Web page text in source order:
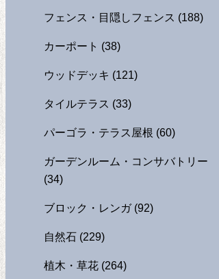
フェンス・目隠しフェンス (188)
カーポート (38)
ウッドデッキ (121)
タイルテラス (33)
パーゴラ・テラス屋根 (60)
ガーデンルーム・コンサバトリー
(34)
ブロック・レンガ (92)
自然石 (229)
植木・草花 (264)